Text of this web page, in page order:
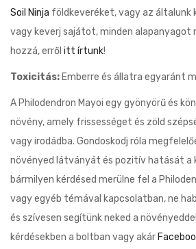
Soil Ninja földkeveréket, vagy az
vagy keverj sajátot, minden alapanyagot
hozzá, erről itt írtunk!
Toxicitás: Emberre és állatra egyaránt
A Philodendron Mayoi egy gyönyörű és
növény, amely frissességet és zöld
vagy irodádba. Gondoskodj róla
növényed látványát és pozitív hatását a
bármilyen kérdésed merülne fel a
vagy egyéb témával kapcsolatban, ne
és szívesen segítünk neked a
kérdésekben a boltban vagy akár